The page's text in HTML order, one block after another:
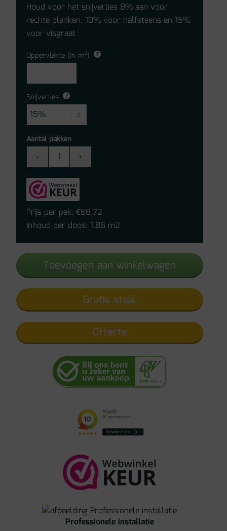
Houd voor het snijverlies 8% aan voor
rechte planken, 10% voor halfsteens en 15%
voor visgraat
Oppervlakte (in m²)
Snijverlies
Aantal pakken
Borgo
Dryback
PVC
Visgraat
XL
aantal
Prijs per pak:€68,72
Inhoud per doos: 1.86 m2
Toevoegen aan winkelwagen
Gratis staal
Offerte
Professionele installatie